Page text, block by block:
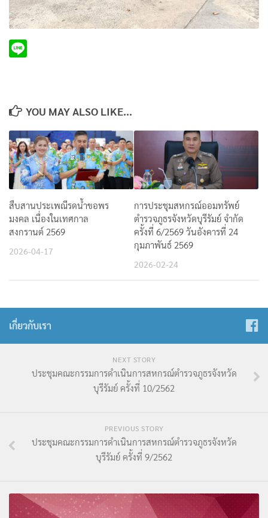
YOU MAY ALSO LIKE...
สืบสานประเพณีรดน้ำขอพร
มงคล เนื่องในเทศกาล
สงกรานต์ 2569
2026-04-17
การประชุมสหกรณ์ออมทรัพย์
ตำรวจภูธรจังหวัดบุรีรัมย์ จำกัด
ครั้งที่ 6/2569 วันอังคารที่ 24
กุมภาพันธ์ 2569
2026-02-24
เกี่ยวกับเรา
NEXT STORY
ประชุมคณะกรรมการดำเนินการสหกรณ์ตำรวจภูธรจังหวัด
บุรีรัมย์ ครั้งที่ 10/2562
PREVIOUS STORY
ประชุมคณะกรรมการดำเนินการสหกรณ์ตำรวจภูธรจังหวัด
บุรีรัมย์ ครั้งที่ 9/2562